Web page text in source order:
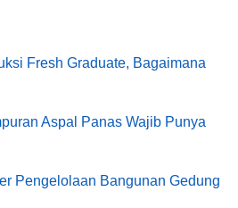
Fresh Graduate, Bagaimana
Aspal Panas Wajib Punya
Pengelolaan Bangunan Gedung